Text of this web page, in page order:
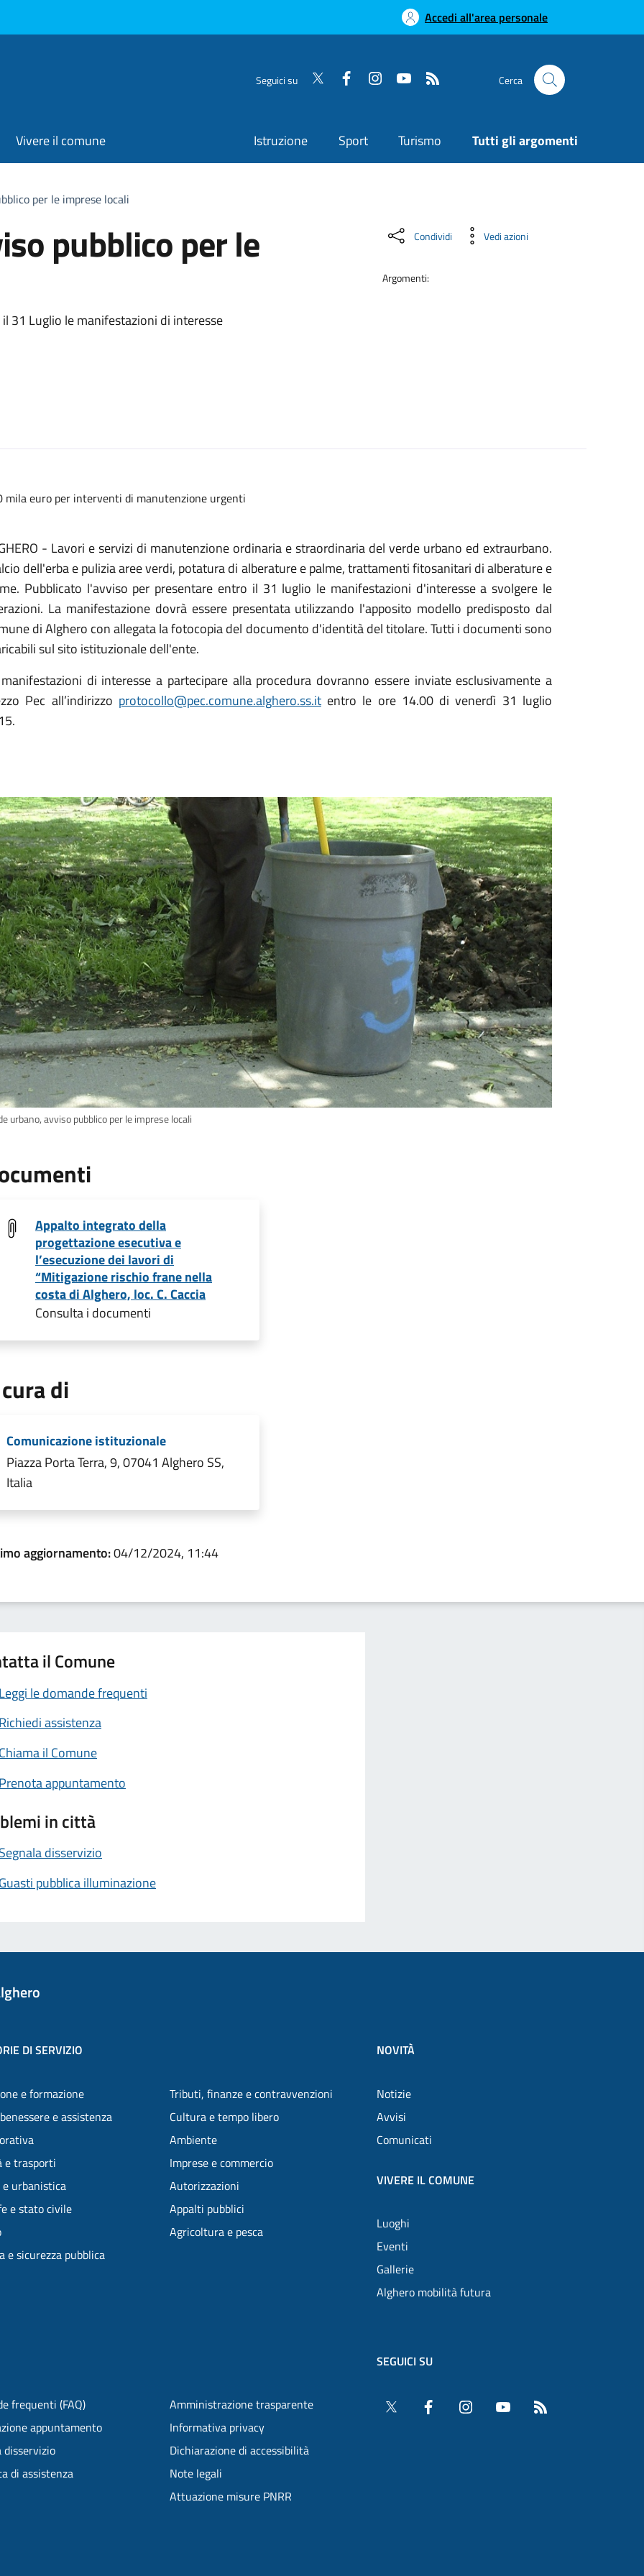
Accedi all'area personale
Seguici su Cerca
Vivere il comune Istruzione Sport Turismo Tutti gli argomenti
per le imprese locali
pubblico per le
31 Luglio le manifestazioni di interesse
Condividi Vedi azioni
Argomenti:
mila euro per interventi di manutenzione urgenti
- Lavori e servizi di manutenzione ordinaria e straordinaria del verde urbano ed extraurbano.
dell'erba e pulizia aree verdi, potatura di alberature e palme, trattamenti fitosanitari di alberature e
Pubblicato l'avviso per presentare entro il 31 luglio le manifestazioni d'interesse a svolgere le
La manifestazione dovrà essere presentata utilizzando l'apposito modello predisposto dal
di Alghero con allegata la fotocopia del documento d'identità del titolare. Tutti i documenti sono
sul sito istituzionale dell'ente.
di interesse a partecipare alla procedura dovranno essere inviate esclusivamente a
Pec all’indirizzo protocollo@pec.comune.alghero.ss.itentro le ore 14.00 di venerdì 31 luglio
urbano, avviso pubblico per le imprese locali
Appalto integrato della
progettazione esecutiva e
l’esecuzione dei lavori di
“Mitigazione rischio frane nella
costa di Alghero, loc. C. Caccia
Consulta i documenti
di
Comunicazione istituzionale
Piazza Porta Terra, 9, 07041 Alghero SS,
Italia
aggiornamento:04/12/2024, 11:44
il Comune
le domande frequenti
assistenza
il Comune
appuntamento
in città
disservizio
pubblica illuminazione
DI SERVIZIO
e formazione
e assistenza
e trasporti
urbanistica
e stato civile
e sicurezza pubblica
Tributi, finanze e contravvenzioni
Cultura e tempo libero
Ambiente
Imprese e commercio
Autorizzazioni
Appalti pubblici
Agricoltura e pesca
NOVITÀ
Notizie
Avvisi
Comunicati
VIVERE IL COMUNE
Luoghi
Eventi
Gallerie
Alghero mobilità futura
frequenti (FAQ)
appuntamento
disservizio
di assistenza
Amministrazione trasparente
Informativa privacy
Dichiarazione di accessibilità
Note legali
Attuazione misure PNRR
SEGUICI SU
Twitter Facebook InstagramYouTube